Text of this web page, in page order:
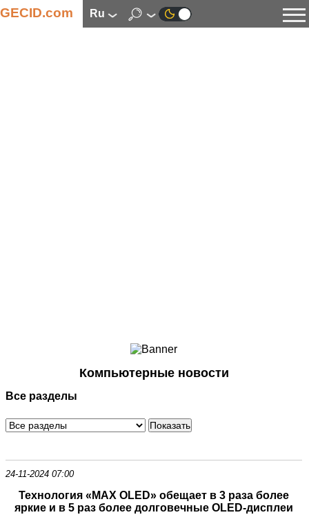
GECID.com ru
Смартфоны
Периферия
Программное обеспечение
Компьютерные новости
Все разделы
24-11-2024 07:00
Технология «MAX OLED» обещает в 3 раза более
яркие и в 5 раз более долговечные OLED-дисплеи